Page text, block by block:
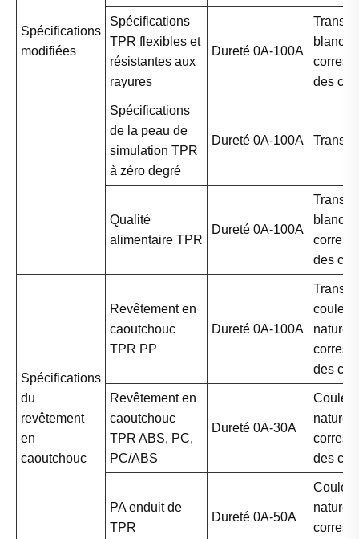
Spécifications
modifiées
Spécifications
TPR flexibles et
résistantes aux
rayures
Dureté 0A-100A
blanc,
des
Spécifications
de la peau de
simulation TPR
à zéro degré
Dureté 0A-100A
Qualité
alimentaire TPR
Dureté 0A-100A
blanc,
des
Spécifications
du
revêtement
en
caoutchouc
Revêtement en
caoutchouc
TPR PP
Dureté 0A-100A
couleur
des
Revêtement en
caoutchouc
TPR ABS, PC,
PC/ABS
Dureté 0A-30A
Couleur
des
PA enduit de
TPR
Dureté 0A-50A
Couleur